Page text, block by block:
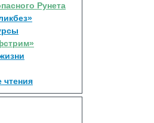
Рунета